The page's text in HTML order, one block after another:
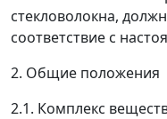
стекловолокна,
соответствие с
2. Общие положения
2.1. Комплекс